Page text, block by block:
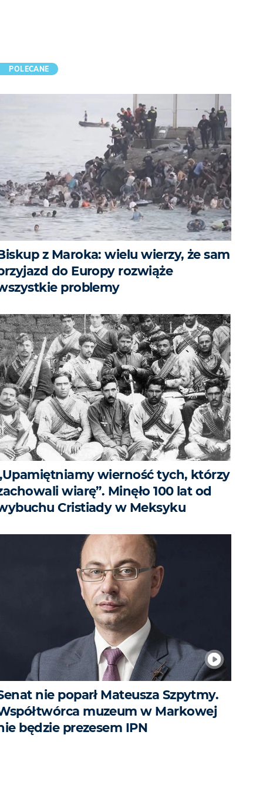
POLECANE
z Maroka: wielu wierzy, że sam
do Europy rozwiąże
problemy
wierność tych, którzy
wiarę”. Minęło 100 lat od
Cristiady w Meksyku
nie poparł Mateusza Szpytmy.
muzeum w Markowej
będzie prezesem IPN